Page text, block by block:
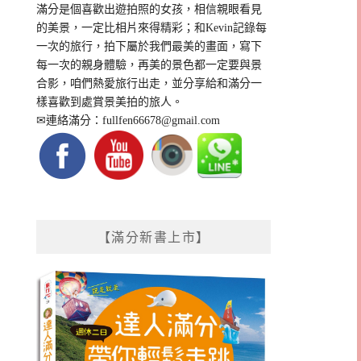
滿分是個喜歡出遊拍照的女孩，相信親眼看見
的美景，一定比相片來得精彩；和Kevin記錄每
一次的旅行，拍下屬於我們最美的畫面，寫下
每一次的親身體驗，再美的景色都一定要與景
合影，咱們熱愛旅行出走，並分享給和滿分一
樣喜歡到處賞景美拍的旅人。
✉連絡滿分：fullfen66678@gmail.com
【滿分新書上市】